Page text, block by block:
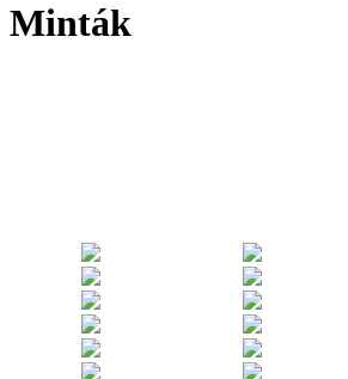
Minták